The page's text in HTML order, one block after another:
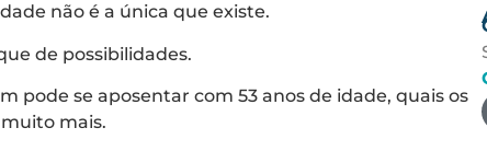
não é a única que existe.
de possibilidades.
pode se aposentar com 53 anos de idade, quais os
mais.